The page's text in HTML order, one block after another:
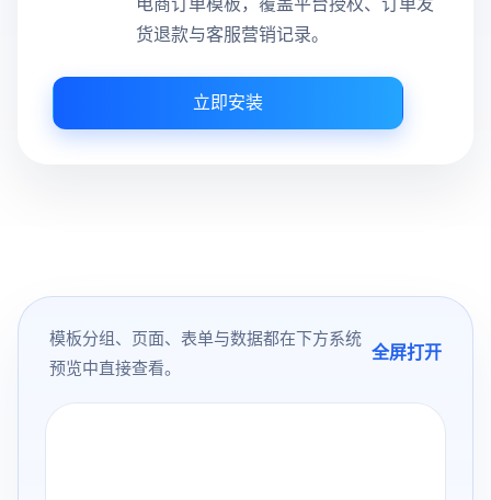
电商订单模板，覆盖平台授权、订单发
货退款与客服营销记录。
立即安装
模板分组、页面、表单与数据都在下方系统
预览中直接查看。
全屏打开